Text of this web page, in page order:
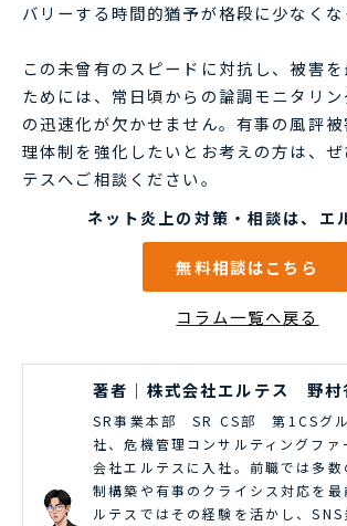
バリーする時間的猶予が格段に少なくな
この未曾有のスピードに対抗し、被害
ためには、常日頃からの論調モニタリ
の迅速化が欠かせません。有事の風評
理体制を強化したいとお考えの方は、
テスへご相談ください。
ネット炎上の対策・相談は、エ
無料相談はこちら
コラム一覧へ戻る
著者｜株式会社エルテス 野村
SR事業本部 SR CS部 第1CSグル
社、危機管理コンサルティングファ
会社エルテスに入社。前職では多
制構築や有事のクライシス対応を最
ルテスではその経験を活かし、SNS